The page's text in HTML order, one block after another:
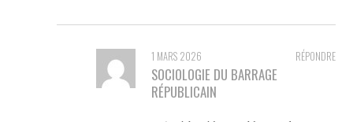
RÉPONDRE
1 MARS 2026
SOCIOLOGIE DU BARRAGE
RÉPUBLICAIN